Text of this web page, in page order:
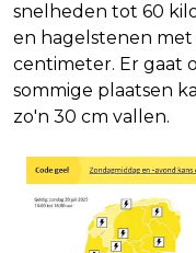
snelheden tot 60
en hagelstenen
centimeter. Er gaat
sommige plaatsen
zo'n 30 cm vallen.